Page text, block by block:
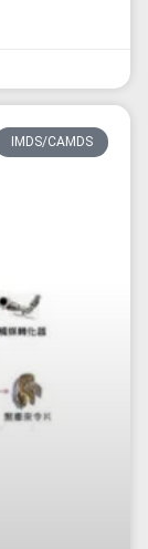
IMDS/CAMDS